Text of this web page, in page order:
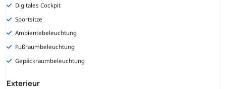
Digitales Cockpit
Sportsitze
Ambientebeleuchtung
Fußraumbeleuchtung
Gepäckraumbeleuchtung
Exterieur